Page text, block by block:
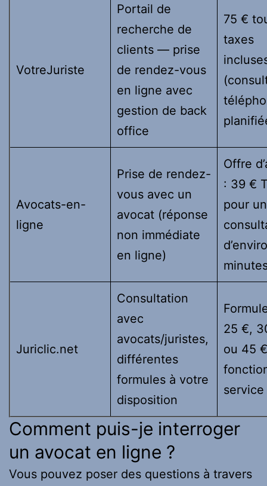
VotreJuriste
Portail de
recherche de
clients — prise
de rendez-vous
en ligne avec
gestion de back
office
75 €
taxes
Avocats-en-
ligne
Prise de rendez-
vous avec un
avocat (réponse
non immédiate
en ligne)
Offre
: 39 €
pour
Juriclic.net
Consultation
avec
avocats/juristes,
différentes
formules à votre
disposition
25 €,
ou 45
service
Comment puis-je interroger
un avocat en ligne ?
Vous pouvez poser des questions à travers